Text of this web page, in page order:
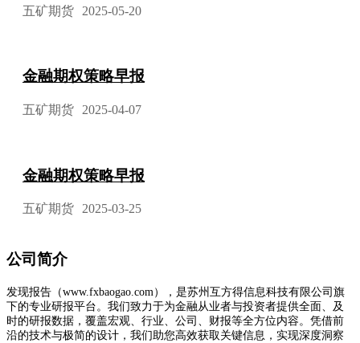
五矿期货 2025-05-20
金融期权策略早报
五矿期货 2025-04-07
金融期权策略早报
五矿期货 2025-03-25
公司简介
发现报告（www.fxbaogao.com），是苏州互方得信息科技有限公司旗
下的专业研报平台。我们致力于为金融从业者与投资者提供全面、及
时的研报数据，覆盖宏观、行业、公司、财报等全方位内容。凭借前
沿的技术与极简的设计，我们助您高效获取关键信息，实现深度洞察